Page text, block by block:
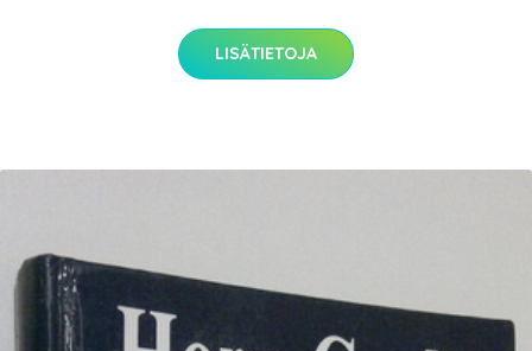
LISÄTIETOJA